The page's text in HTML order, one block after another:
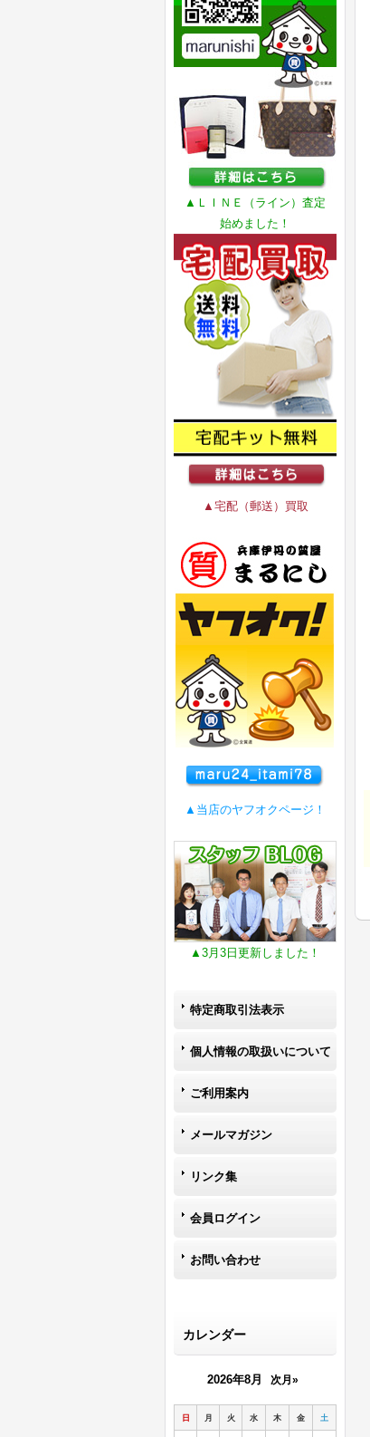
▲ＬＩＮＥ（ライン）査定
始めました！
▲宅配（郵送）買取
▲当店のヤフオクページ！
▲3月3日更新しました！
特定商取引法表示
個人情報の取扱いについて
ご利用案内
メールマガジン
リンク集
会員ログイン
お問い合わせ
カレンダー
2026年8月 次月»
日 月 火 水 木 金 土